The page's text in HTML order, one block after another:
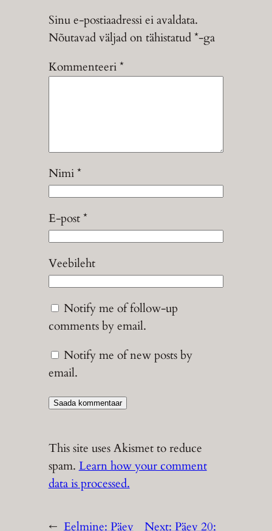
Sinu e-postiaadressi ei avaldata.
Nõutavad väljad on tähistatud*-ga
Kommenteeri*
Nimi*
E-post*
Veebileht
Notify me of follow-up
comments by email.
Notify me of new posts by
email.
This site uses Akismet to reduce
spam.Learn how your comment
data is processed.
← Eelmine: Päev
Next:Päev 20: